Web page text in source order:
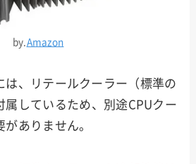
by. Amazon
は、リテールクーラー（標準の
属しているため、別途CPUクー
ありません。